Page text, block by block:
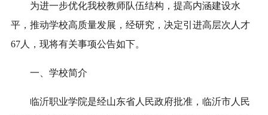
为进一步优化我校教师队伍结构，提高内涵建设水
平，推动学校高质量发展，经研究，决定引进高层次人才
67人，现将有关事项公告如下。
一、学校简介
临沂职业学院是经山东省人民政府批准，临沂市人民